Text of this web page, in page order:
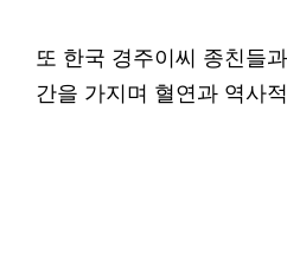
또 한국 경주이씨 종친들
간을 가지며 혈연과 역사